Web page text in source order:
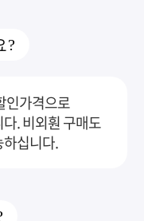
?
인가격으로
. 비외훤 구매도
십니다.